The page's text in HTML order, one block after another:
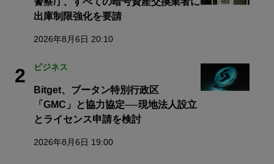
出庫制限強化を要請
2026年8月6日 20:10
2 ビジネス
Bitget、ブータン特別行政区
「GMC」と協力協定──現地法人設立
とライセンス申請を検討
2026年8月6日 19:00